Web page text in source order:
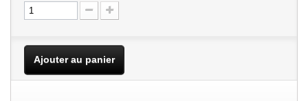
Ajouter au panier